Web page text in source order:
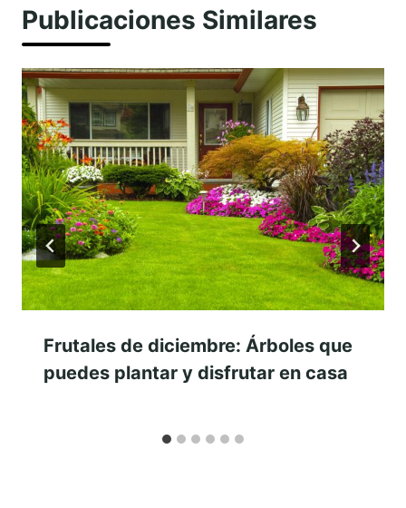
Publicaciones Similares
Frutales de diciembre: Árboles que
puedes plantar y disfrutar en casa